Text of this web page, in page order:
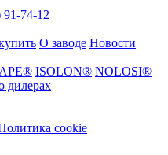
91-74-12
О заводе Новости
ISOLON® NOLOSI®
дилерах
cookie